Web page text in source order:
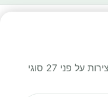
הנסיעה בת 24 הימים כוללת 53 עצירות על פני 27 סוגי